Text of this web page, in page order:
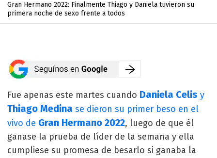
Gran Hermano 2022: Finalmente Thiago y Daniela tuvieron su
primera noche de sexo frente a todos
Fue apenas este martes cuando Daniela Celis y
Thiago Medina se dieron su primer beso en el
vivo de Gran Hermano 2022, luego de que él
ganase la prueba de líder de la semana y ella
cumpliese su promesa de besarlo si ganaba la